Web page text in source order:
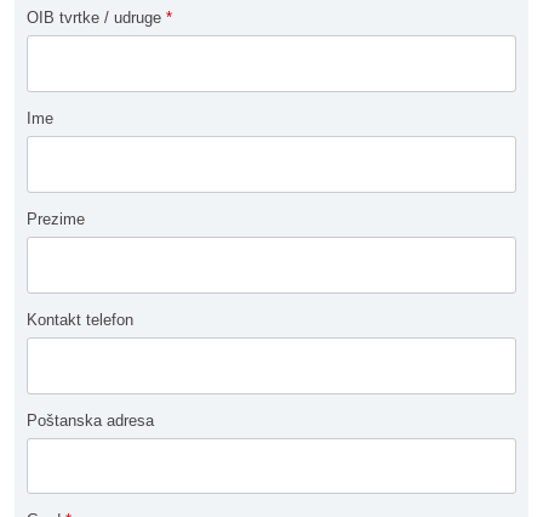
OIB tvrtke / udruge *
Ime
Prezime
Kontakt telefon
Poštanska adresa